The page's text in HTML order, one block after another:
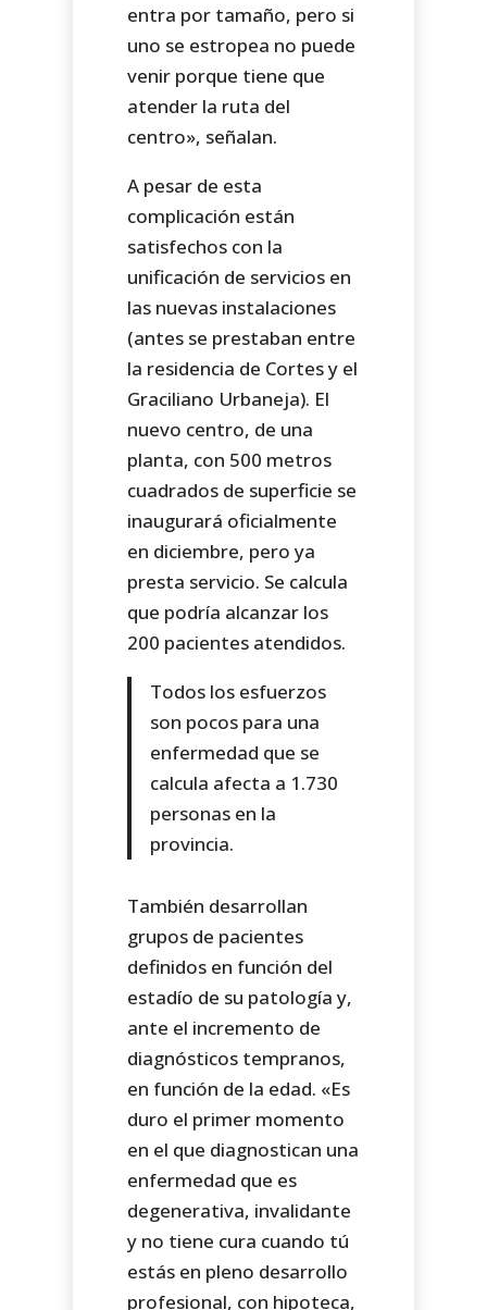
entra por tamaño, pero si
uno se estropea no puede
venir porque tiene que
atender la ruta del
centro», señalan.
A pesar de esta
complicación están
satisfechos con la
unificación de servicios en
las nuevas instalaciones
(antes se prestaban entre
la residencia de Cortes y el
Graciliano Urbaneja). El
nuevo centro, de una
planta, con 500 metros
cuadrados de superficie se
inaugurará oficialmente
en diciembre, pero ya
presta servicio. Se calcula
que podría alcanzar los
200 pacientes atendidos.
Todos los esfuerzos
son pocos para una
enfermedad que se
calcula afecta a 1.730
personas en la
provincia.
También desarrollan
grupos de pacientes
definidos en función del
estadío de su patología y,
ante el incremento de
diagnósticos tempranos,
en función de la edad. «Es
duro el primer momento
en el que diagnostican una
enfermedad que es
degenerativa, invalidante
y no tiene cura cuando tú
estás en pleno desarrollo
profesional, con hipoteca,